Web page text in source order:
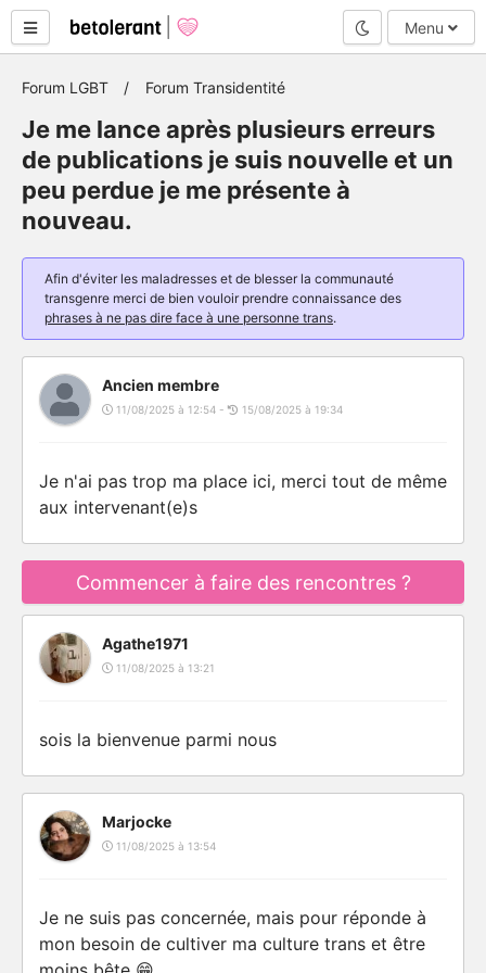
Mode nuit
Menu
Forum LGBT Forum Transidentité
Je me lance après plusieurs erreurs
de publications je suis nouvelle et un
peu perdue je me présente à
nouveau.
Afin d'éviter les maladresses et de blesser la communauté
transgenre merci de bien vouloir prendre connaissance des
phrases à ne pas dire face à une personne trans.
Ancien membre
11/08/2025 à 12:54 - 15/08/2025 à 19:34
Je n'ai pas trop ma place ici, merci tout de même
aux intervenant(e)s
Commencer à faire des rencontres ?
Agathe1971
11/08/2025 à 13:21
sois la bienvenue parmi nous
Marjocke
11/08/2025 à 13:54
Je ne suis pas concernée, mais pour réponde à
mon besoin de cultiver ma culture trans et être